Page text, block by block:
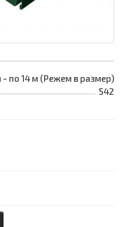
- по 14 м (Режем в размер)
542